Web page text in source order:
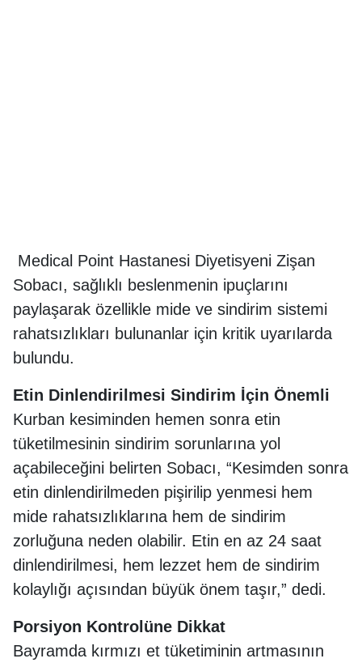
Medical Point Hastanesi Diyetisyeni Zişan
Sobacı, sağlıklı beslenmenin ipuçlarını
paylaşarak özellikle mide ve sindirim sistemi
rahatsızlıkları bulunanlar için kritik uyarılarda
bulundu.
Etin Dinlendirilmesi Sindirim İçin Önemli
Kurban kesiminden hemen sonra etin
tüketilmesinin sindirim sorunlarına yol
açabileceğini belirten Sobacı, “Kesimden sonra
etin dinlendirilmeden pişirilip yenmesi hem
mide rahatsızlıklarına hem de sindirim
zorluğuna neden olabilir. Etin en az 24 saat
dinlendirilmesi, hem lezzet hem de sindirim
kolaylığı açısından büyük önem taşır,” dedi.
Porsiyon Kontrolüne Dikkat
Bayramda kırmızı et tüketiminin artmasının